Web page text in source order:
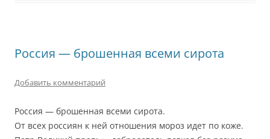
Россия — брошенная всеми сирота
Добавить комментарий
Россия — брошенная всеми сирота.
От всех россиян к ней отношения мороз идет по коже.